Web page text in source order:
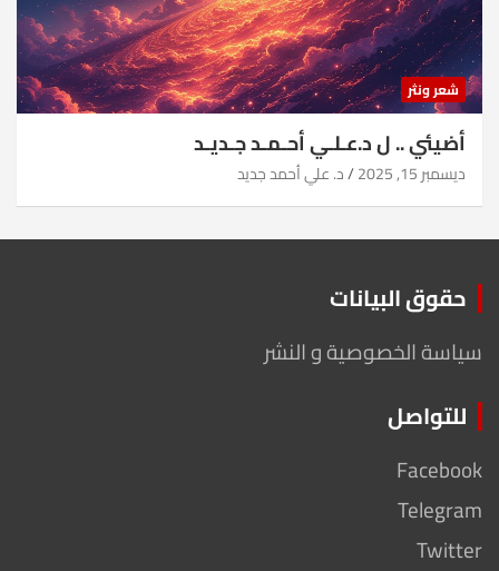
شعر ونثر
أضيئي .. ل د.عـلـي أحـمـد جـديـد
ديسمبر 15, 2025 د. علي أحمد جديد
حقوق البيانات
سياسة الخصوصية و النشر
للتواصل
Facebook
Telegram
Twitter